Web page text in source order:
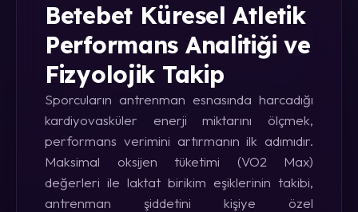
Betebet Küresel Atletik
Performans Analitiği ve
Fizyolojik Takip
Sporcuların antrenman esnasında harcadığı
kardiyovasküler enerji miktarını ölçmek,
performans verimini artırmanın ilk adımıdır.
Maksimal oksijen tüketimi (VO2 Max)
değerleri ile laktat birikim eşiklerinin takibi,
antrenman şiddetini kişiye özel